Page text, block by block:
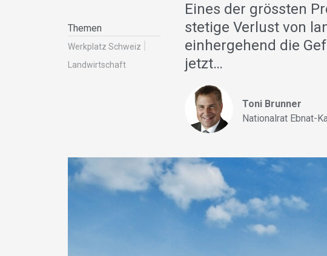
Themen
Werkplatz Schweiz
Landwirt­schaft
Eines der grössten
stetige Verlust von
einhergehend die
jetzt…
Toni Brunner
Nationalrat Ebnat-